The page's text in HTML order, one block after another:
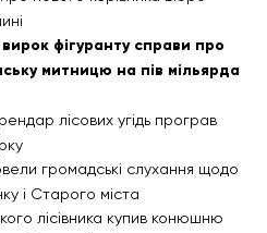
фігуранту справи про
митницю на пів мільярда
лісових угідь програв
громадські слухання щодо
і Старого міста
лісівника купив конюшню